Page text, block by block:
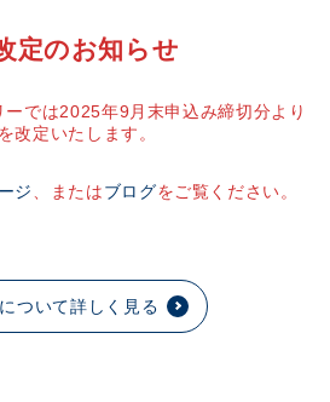
定のお知らせ
では2025年9月末申込み締切分より
改定いたします。
ジ 、またはブログをご覧ください。
ついて詳しく見る